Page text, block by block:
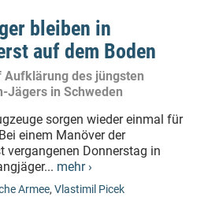
bleiben in
auf dem Boden
des jüngsten
Jägers in Schweden
sorgen wieder einmal für
einem Manöver der
vergangenen Donnerstag in
mehr ›
Armee, Vlastimil Picek